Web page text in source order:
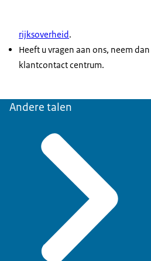
rijksoverheid.
Heeft u vragen aan ons, neem dan
klantcontact centrum.
Andere talen